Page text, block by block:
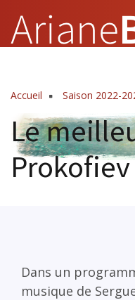
contenu
d'Ariane
Accueil Saison 2022-
Le
Prokofiev
Dans un
musique de